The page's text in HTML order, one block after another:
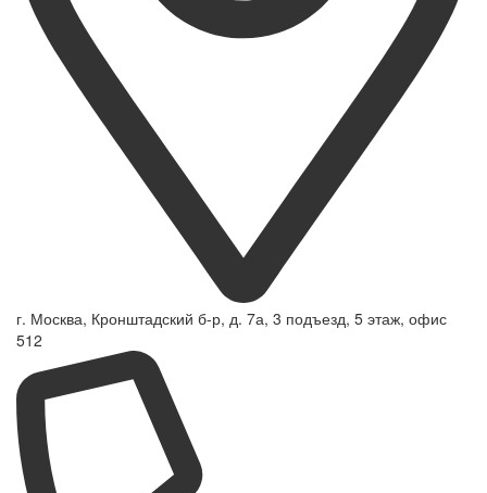
г. Москва, Кронштадский б-р, д. 7а, 3 подъезд, 5 этаж, офис
512